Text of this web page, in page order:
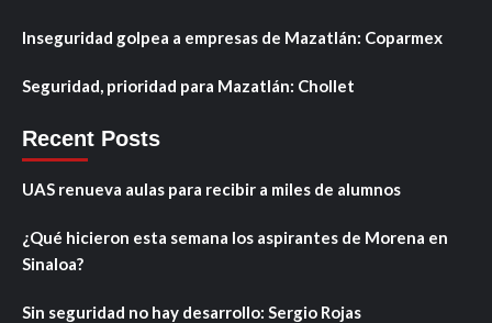
Inseguridad golpea a empresas de Mazatlán: Coparmex
Seguridad, prioridad para Mazatlán: Chollet
Recent Posts
UAS renueva aulas para recibir a miles de alumnos
¿Qué hicieron esta semana los aspirantes de Morena en
Sinaloa?
Sin seguridad no hay desarrollo: Sergio Rojas